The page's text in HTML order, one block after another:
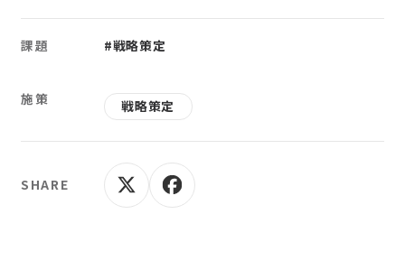
課題 #戦略策定
施策 戦略策定
SHARE